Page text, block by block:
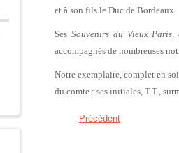
et à son fils le Duc de Bordeaux.
Ses Souvenirs du Vieux Paris,
accompagnés de nombreuses
Notre exemplaire, complet en
du comte : ses initiales, T.T.,
Précédent